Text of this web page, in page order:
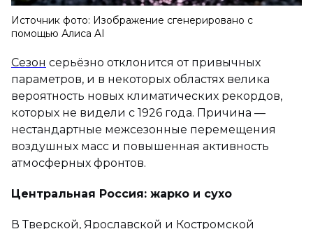
Источник фото: Изображение сгенерировано с
помощью Алиса AI
Сезон серьёзно отклонится от привычных
параметров, и в некоторых областях велика
вероятность новых климатических рекордов,
которых не видели с 1926 года. Причина —
нестандартные межсезонные перемещения
воздушных масс и повышенная активность
атмосферных фронтов.
Центральная Россия: жарко и сухо
В Тверской, Ярославской и Костромской